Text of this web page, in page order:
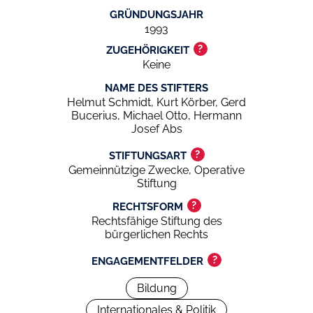
GRÜNDUNGSJAHR
1993
ZUGEHÖRIGKEIT ?
Keine
NAME DES STIFTERS
Helmut Schmidt, Kurt Körber, Gerd
Bucerius, Michael Otto, Hermann
Josef Abs
STIFTUNGSART ?
Gemeinnützige Zwecke, Operative
Stiftung
RECHTSFORM ?
Rechtsfähige Stiftung des
bürgerlichen Rechts
ENGAGEMENTFELDER ?
Bildung
Internationales & Politik